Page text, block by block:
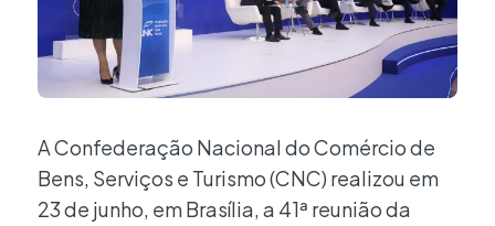
A Confederação Nacional do Comércio de
Bens, Serviços e Turismo (CNC) realizou em
23 de junho, em Brasília, a 41ª reunião da